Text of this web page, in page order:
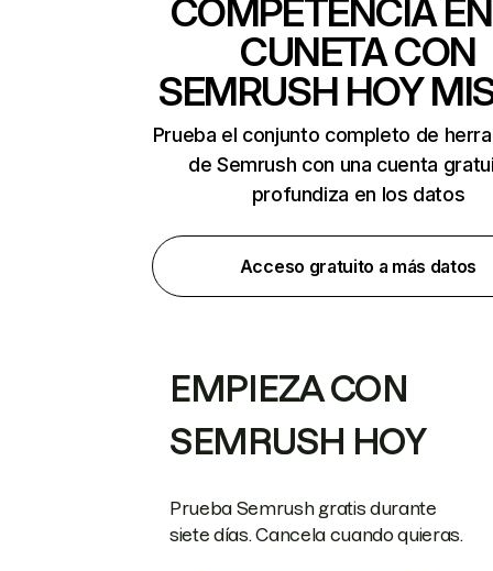
COMPETENCIA
CUNETA CON
SEMRUSH HOY
Prueba el conjunto completo de
de Semrush con una cuenta
profundiza en los datos
Acceso gratuito a más datos
EMPIEZA CON
SEMRUSH HOY
Prueba Semrush gratis durante
siete días. Cancela cuando quieras.